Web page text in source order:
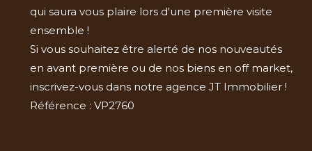
qui saura vous plaire lors d'une première visite
ensemble !
Si vous souhaitez être alerté de nos nouveautés
en avant première ou de nos biens en off market,
inscrivez-vous dans notre agence JT Immobilier !
Référence : VP2760